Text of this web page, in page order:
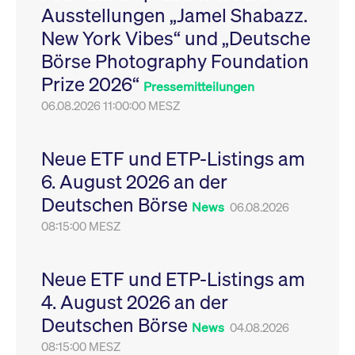
Ausstellungen „Jamel Shabazz.
New York Vibes“ und „Deutsche
Börse Photography Foundation
Prize 2026“ Pressemitteilungen
06.08.2026 11:00:00 MESZ
Neue ETF und ETP-Listings am
6. August 2026 an der
Deutschen Börse News 06.08.2026
08:15:00 MESZ
Neue ETF und ETP-Listings am
4. August 2026 an der
Deutschen Börse News 04.08.2026
08:15:00 MESZ
Leistung der Website
zu messen. Es handelt
sich um ein Muster-
Cookie, bei dem auf
das Präfix _pk_ses
eine kurze Reihe von
VISITOR_PRIVACY_METADATA
YouTube
.youtube.com
6
Monate
Dieses Cookie dient
Speicherung der
Einwilligungs- und
des Nutzers für ihre
Interaktion mit der
Sitzungen geehrt